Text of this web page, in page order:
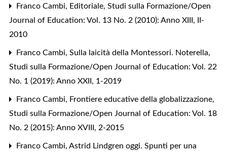
Franco Cambi, Editoriale, Studi sulla Formazione/Open
Journal of Education: Vol. 13 No. 2 (2010): Anno XIII, II-
2010
Franco Cambi, Sulla laicità della Montessori. Noterella,
Studi sulla Formazione/Open Journal of Education: Vol. 22
No. 1 (2019): Anno XXII, 1-2019
Franco Cambi, Frontiere educative della globalizzazione,
Studi sulla Formazione/Open Journal of Education: Vol. 18
No. 2 (2015): Anno XVIII, 2-2015
Franco Cambi, Astrid Lindgren oggi. Spunti per una